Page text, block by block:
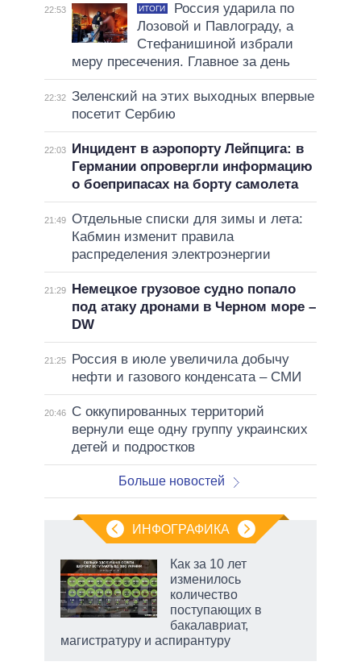
22:53 ИТОГИ
Россия ударила по
Лозовой и Павлограду, а
Стефанишиной избрали
меру пресечения. Главное за день
22:32 Зеленский на этих выходных впервые
посетит Сербию
22:03
Инцидент в аэропорту Лейпцига: в
Германии опровергли информацию
о боеприпасах на борту самолета
21:49 Отдельные списки для зимы и лета:
Кабмин изменит правила
распределения электроэнергии
21:29
Немецкое грузовое судно попало
под атаку дронами в Черном море –
DW
21:25
Россия в июле увеличила добычу
нефти и газового конденсата – СМИ
20:46
С оккупированных территорий
вернули еще одну группу украинских
детей и подростков
Больше новостей
ИНФОГРАФИКА
Как за 10 лет
изменилось
количество
поступающих в
бакалавриат,
магистратуру и аспирантуру